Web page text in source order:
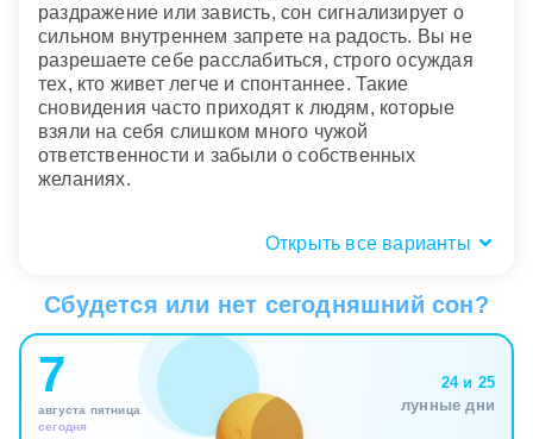
раздражение или зависть, сон сигнализирует о
сильном внутреннем запрете на радость. Вы не
разрешаете себе расслабиться, строго осуждая
тех, кто живет легче и спонтаннее. Такие
сновидения часто приходят к людям, которые
взяли на себя слишком много чужой
ответственности и забыли о собственных
желаниях.
Открыть все варианты
легкость, стыд или страх?
Эмоциональный осадок после пробуждения
часто оказывается важнее самого сюжета. Если
невинное баловство во сне завершается
чувством глубокого облегчения и тепла, значит, в
Сбудется или нет сегодняшний сон?
7
августа пятница
сегодня
24 и 25
лунные дни